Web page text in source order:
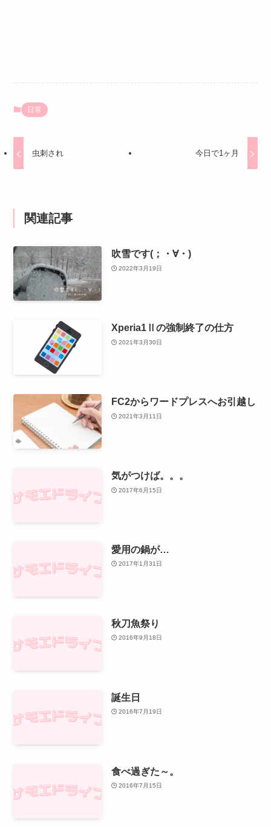
日常
虫刺され 今日で1ヶ月
関連記事
吹雪です(；・∀・)
2022年3月19日
Xperia1Ⅱの強制終了の仕方
2021年3月30日
FC2からワードプレスへお引越し
2021年3月11日
気がつけば。。。
2017年6月15日
愛用の鍋が…
2017年1月31日
秋刀魚祭り
2016年9月18日
誕生日
2016年7月19日
食べ過ぎた～。
2016年7月15日